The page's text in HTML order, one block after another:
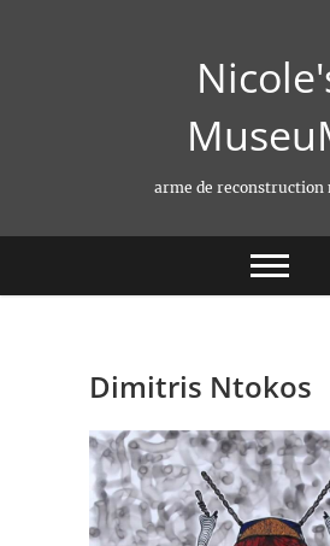
arme de reconstruction
Dimitris Ntokos